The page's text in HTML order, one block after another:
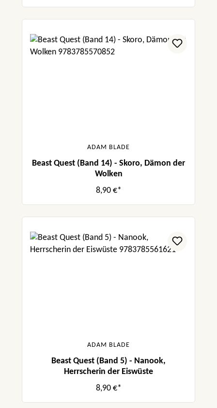
ADAM BLADE
Beast Quest (Band 14) - Skoro, Dämon der
Wolken
8,90 €*
ADAM BLADE
Beast Quest (Band 5) - Nanook,
Herrscherin der Eiswüste
8,90 €*